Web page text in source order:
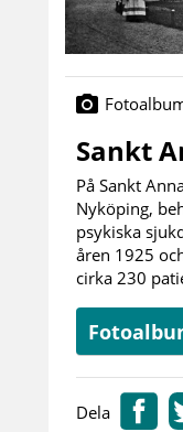
Sankt
På Sankt
Nyköping,
psykiska
åren 1925
cirka 230
Dela